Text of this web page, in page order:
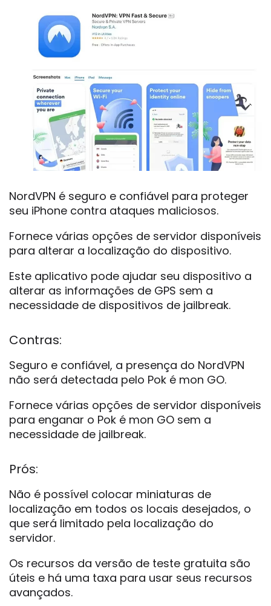
NordVPN é seguro e confiável para proteger
seu iPhone contra ataques maliciosos.
Fornece várias opções de servidor disponíveis
para alterar a localização do dispositivo.
Este aplicativo pode ajudar seu dispositivo a
alterar as informações de GPS sem a
necessidade de dispositivos de jailbreak.
Contras:
Seguro e confiável, a presença do NordVPN
não será detectada pelo Pok é mon GO.
Fornece várias opções de servidor disponíveis
para enganar o Pok é mon GO sem a
necessidade de jailbreak.
Prós:
Não é possível colocar miniaturas de
localização em todos os locais desejados, o
que será limitado pela localização do
servidor.
Os recursos da versão de teste gratuita são
úteis e há uma taxa para usar seus recursos
avançados.